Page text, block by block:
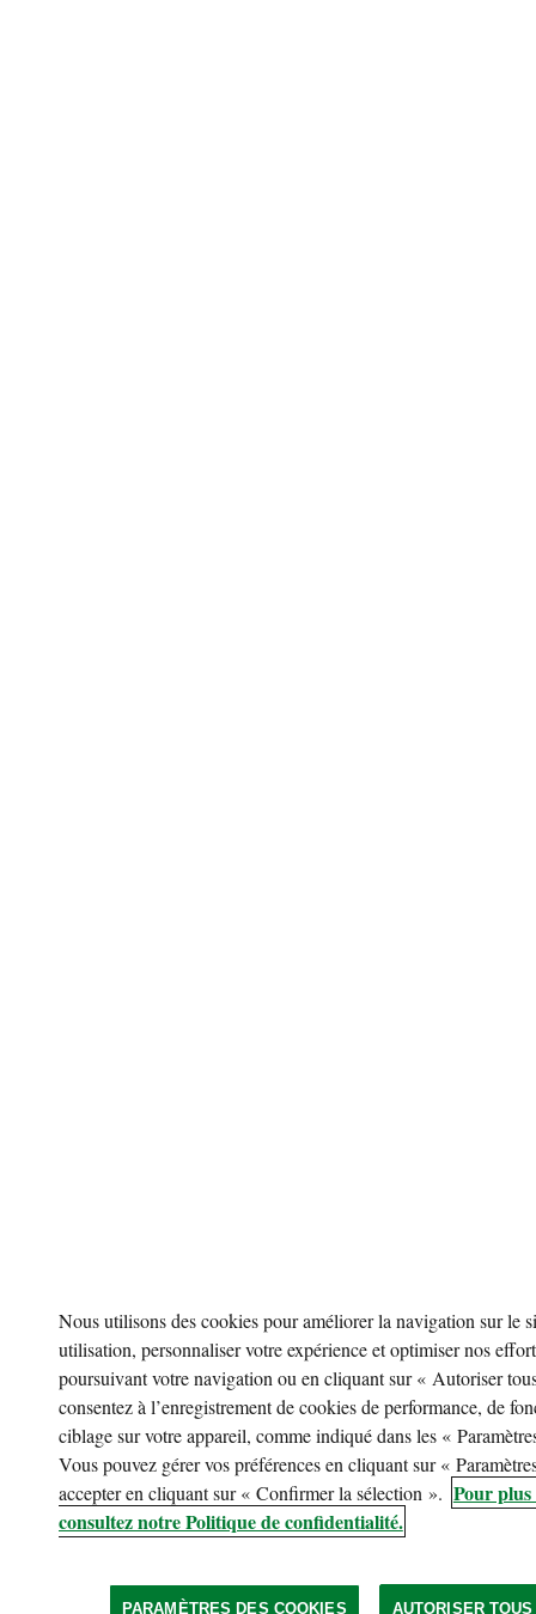
Nous utilisons des cookies pour améliorer la navigation sur le
utilisation, personnaliser votre expérience et optimiser nos
poursuivant votre navigation ou en cliquant sur « Autoriser
consentez à l’enregistrement de cookies de performance, de
ciblage sur votre appareil, comme indiqué dans les «
Vous pouvez gérer vos préférences en cliquant sur «
accepter en cliquant sur « Confirmer la sélection ». Pour
consultez notre Politique de confidentialité.
PARAMÈTRES DES COOKIES AUTORISER